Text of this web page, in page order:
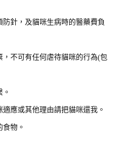
針，及貓咪生病時的醫藥費負
不可有任何虐待貓咪的行為(包
應或其他理由請把貓咪還我。
物。